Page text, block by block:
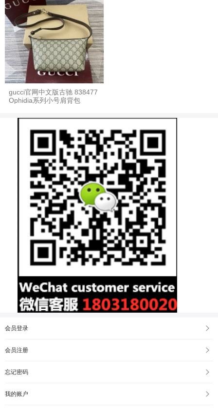
gucci官网中文版古驰 838477
Ophidia系列小号肩背包
会员登录
会员注册
忘记密码
我的账户